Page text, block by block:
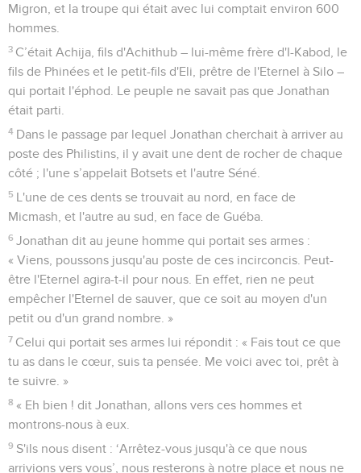
Migron, et la troupe qui était avec lui comptait environ 600
hommes.
3 C’était Achija, fils d'Achithub – lui-même frère d'I-Kabod, le
fils de Phinées et le petit-fils d'Eli, prêtre de l'Eternel à Silo –
qui portait l'éphod. Le peuple ne savait pas que Jonathan
était parti.
4 Dans le passage par lequel Jonathan cherchait à arriver au
poste des Philistins, il y avait une dent de rocher de chaque
côté ; l'une s’appelait Botsets et l'autre Séné.
5 L'une de ces dents se trouvait au nord, en face de
Micmash, et l'autre au sud, en face de Guéba.
6 Jonathan dit au jeune homme qui portait ses armes :
« Viens, poussons jusqu'au poste de ces incirconcis. Peut-
être l'Eternel agira-t-il pour nous. En effet, rien ne peut
empêcher l'Eternel de sauver, que ce soit au moyen d'un
petit ou d'un grand nombre. »
7 Celui qui portait ses armes lui répondit : « Fais tout ce que
tu as dans le cœur, suis ta pensée. Me voici avec toi, prêt à
te suivre. »
8 « Eh bien ! dit Jonathan, allons vers ces hommes et
montrons-nous à eux.
9 S'ils nous disent : ‘Arrêtez-vous jusqu'à ce que nous
arrivions vers vous’, nous resterons à notre place et nous ne